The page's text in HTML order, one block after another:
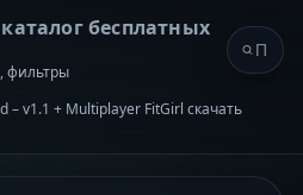
бесплатных
фильтры
– v1.1 + Multiplayer FitGirl скачать